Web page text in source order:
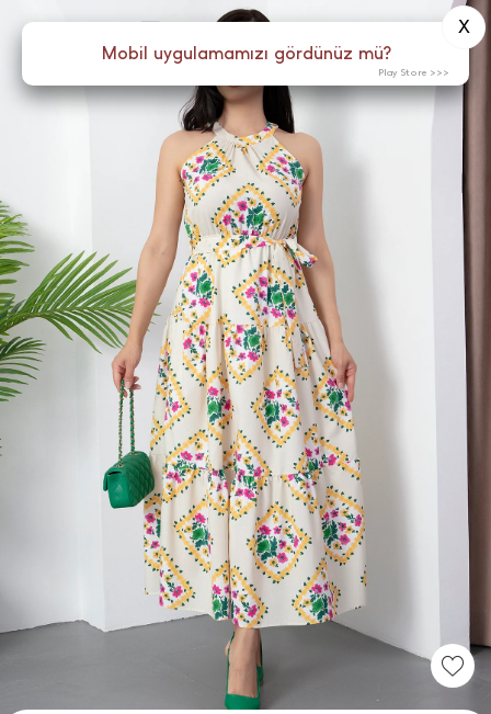
Menü
Mobil uygulamamızı gördünüz mü?
X
Play Store >>>